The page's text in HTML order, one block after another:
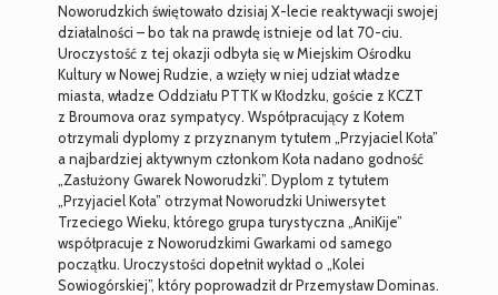
Noworudzkich świętowało dzisiaj X-lecie reaktywacji swojej
działalności – bo tak na prawdę istnieje od lat 70-ciu.
Uroczystość z tej okazji odbyła się w Miejskim Ośrodku
Kultury w Nowej Rudzie, a wzięły w niej udział władze
miasta, władze Oddziału PTTK w Kłodzku, goście z KCZT
z Broumova oraz sympatycy. Współpracujący z Kołem
otrzymali dyplomy z przyznanym tytułem „Przyjaciel Koła”
a najbardziej aktywnym członkom Koła nadano godność
„Zasłużony Gwarek Noworudzki”. Dyplom z tytułem
„Przyjaciel Koła” otrzymał Noworudzki Uniwersytet
Trzeciego Wieku, którego grupa turystyczna „AniKije”
współpracuje z Noworudzkimi Gwarkami od samego
początku. Uroczystości dopełnił wykład o „Kolei
Sowiogórskiej”, który poprowadził dr Przemysław Dominas.